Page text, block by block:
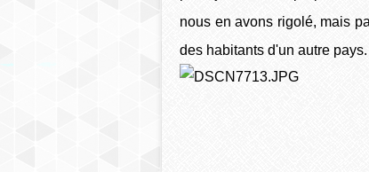
nous en avons rigolé, mais
des habitants d'un autre pays.